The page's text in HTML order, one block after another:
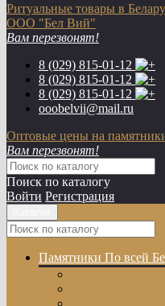
Ритуальные товары в
ООО "Бел Вий"
Вам перезвонят!
8 (029) 815-01-12
8 (029) 815-01-12
8 (029) 815-01-12
ooobelvii@mail.ru
Оптовые цены на
Вам перезвонят!
Поиск по каталогу
Войти Регистрация
Памятники По всей